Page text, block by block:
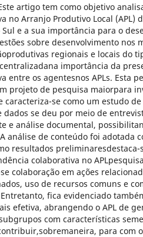
artigo tem como objetivo
no Arranjo Produtivo Local (APL)
e a sua importância para o
sobre desenvolvimento nos
regionais e locais do
importância da
entre os agentesnos APLs. Esta
projeto de pesquisa maiorpara
caracteriza-se como um estudo
dados se deu por meio de
e análise documental,
análise de conteúdo foi adotada
resultados
colaborativa no
colaboração em ações
uso de recursos comuns e
fica evidenciado
efetiva, abrangendo o APL de
com características
para com